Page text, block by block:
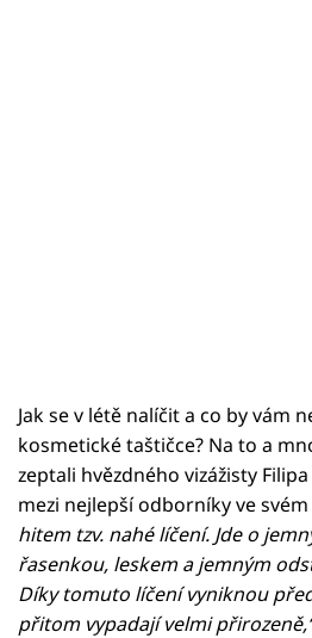
Jak se v létě nalíčit a co by vám
kosmetické taštičce? Na to a
zeptali hvězdného vizážisty
mezi nejlepší odborníky ve
hitem tzv. nahé líčení. Jde o
řasenkou, leskem a jemným
Díky tomuto líčení vyniknou
přitom vypadají velmi